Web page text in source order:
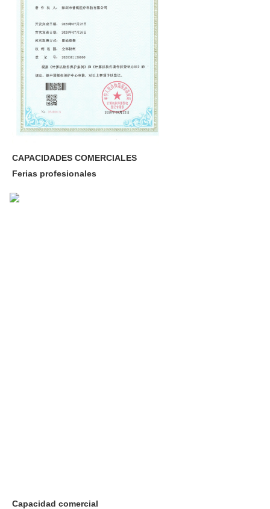
CAPACIDADES COMERCIALES
Ferias profesionales
Capacidad comercial